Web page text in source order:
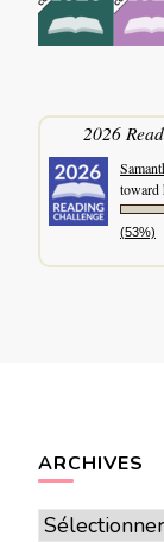
2026
toward
(53%)
ARCHIVES
Archives